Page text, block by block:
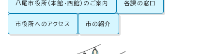
八尾市役所（本館・西館）のご案内 各課の窓口
市役所へのアクセス 市の紹介